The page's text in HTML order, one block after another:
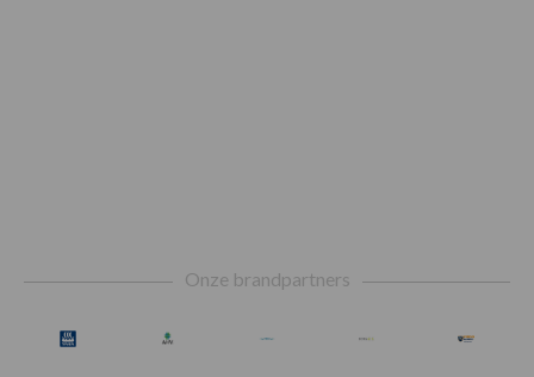
Onze brandpartners